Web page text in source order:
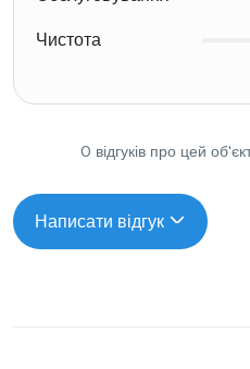
Чистота
0 відгуків про цей
Написати відгук